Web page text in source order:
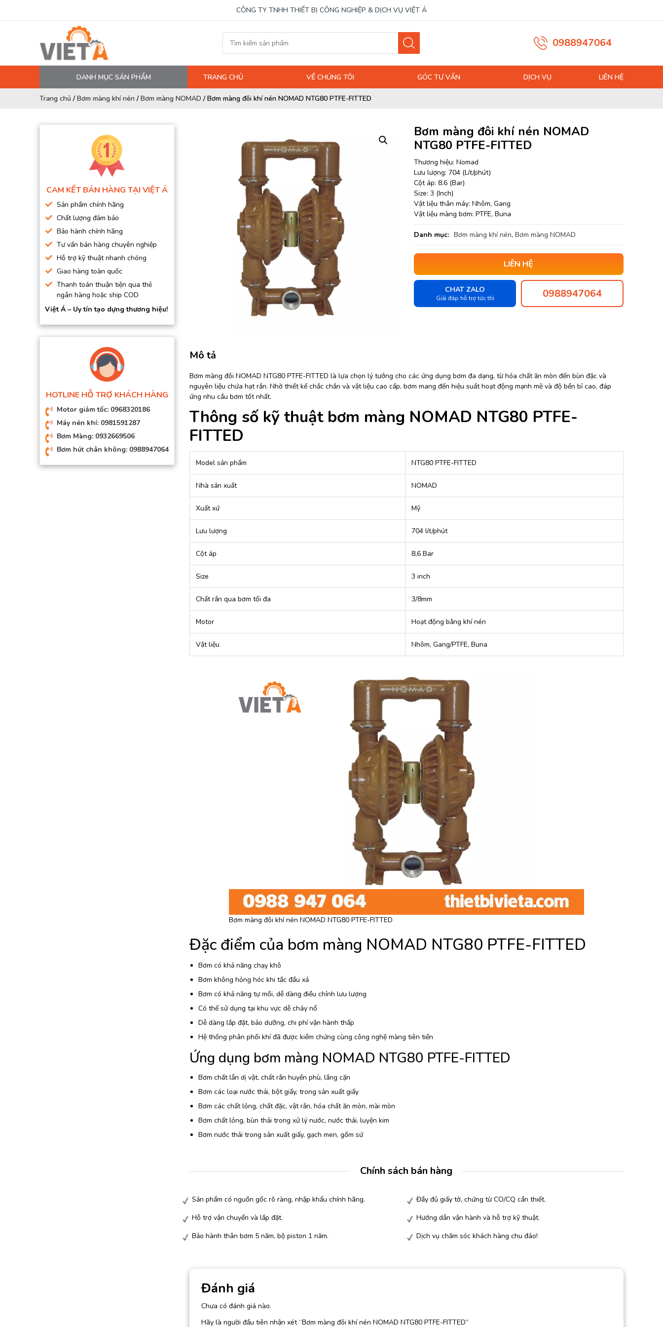
CÔNG TY TNHH THIẾT BỊ CÔNG NGHIỆP & DỊCH VỤ VIỆT Á
0988947064
DANH MỤC SẢN PHẨM
MÁY NÉN KHÍ
DẦU MÁY NÉN KHÍ
DÂY HƠI, ỐNG HƠI
BƠM MÀNG KHÍ NÉN
BƠM HÚT CHÂN KHÔNG
BƠM ĐỊNH LƯỢNG
MOTOR, HỘP GIẢM TỐC
MÁY TẠO KHÍ NITO
TRANG CHỦ VỀ CHÚNG TÔI GÓC TƯ VẤN DỊCH VỤ LIÊN HỆ
Trang chủ /Bơm màng khí nén /Bơm màng NOMAD /Bơm màng đôi khí nén NOMAD NTG80 PTFE-FITTED
CAM KẾT BÁN HÀNG TẠI VIỆT Á
Sản phẩm chính hãng
Chất lượng đảm bảo
Bảo hành chính hãng
Tư vấn bán hàng chuyên nghiệp
Hỗ trợ kỹ thuật nhanh chóng
Giao hàng toàn quốc
Thanh toán thuận tiện qua thẻ
ngân hàng hoặc ship COD
Việt Á – Uy tín tạo dựng thương hiệu!
HOTLINE HỖ TRỢ KHÁCH HÀNG
Motor giảm tốc: 0968320186
Máy nén khí: 0981591287
Bơm Màng: 0932669506
Bơm hút chân không: 0988947064
Bơm màng đôi khí nén NOMAD
NTG80 PTFE-FITTED
Thương hiệu: Nomad
Lưu lượng: 704 (Lít/phút)
Cột áp: 8.6 (Bar)
Size: 3 (Inch)
Vật liệu thân máy: Nhôm, Gang
Vật liệu màng bơm: PTFE, Buna
Danh mục: Bơm màng khí nén, Bơm màng NOMAD
LIÊN HỆ
CHAT ZALO
Giải đáp hỗ trợ tức thì 0988947064
Mô tả
Bơm màng đôi NOMAD NTG80 PTFE-FITTED là lựa chọn lý tưởng cho các ứng dụng bơm đa dạng, từ hóa chất ăn mòn đến bùn đặc và
nguyên liệu chứa hạt rắn. Nhờ thiết kế chắc chắn và vật liệu cao cấp, bơm mang đến hiệu suất hoạt động mạnh mẽ và độ bền bỉ cao, đáp
ứng nhu cầu bơm tốt nhất.
Thông số kỹ thuật bơm màng NOMAD NTG80 PTFE-
FITTED
Model sản phẩm NTG80 PTFE-FITTED
Nhà sản xuất NOMAD
Xuất xứ Mỹ
Lưu lượng 704 lít/phút
Cột áp 8,6 Bar
Size 3 inch
Chất rắn qua bơm tối đa 3/8mm
Motor Hoạt động bằng khí nén
Vật liệu Nhôm, Gang/PTFE, Buna
Bơm màng đôi khí nén NOMAD NTG80 PTFE-FITTED
Đặc điểm của bơm màng NOMAD NTG80 PTFE-FITTED
Bơm có khả năng chạy khô
Bơm không hỏng hóc khi tắc đầu xả
Bơm có khả năng tự mồi, dễ dàng điều chỉnh lưu lượng
Có thể sử dụng tại khu vực dễ cháy nổ
Dễ dàng lắp đặt, bảo dưỡng, chi phí vận hành thấp
Hệ thống phân phối khí đã được kiểm chứng cùng công nghệ màng tiên tiến
Ứng dụng bơm màng NOMAD NTG80 PTFE-FITTED
Bơm chất lẫn dị vật, chất rắn huyền phù, lắng cặn
Bơm các loại nước thải, bột giấy, trong sản xuất giấy
Bơm các chất lỏng, chất đặc, vật rắn, hóa chất ăn mòn, mài mòn
Bơm chất lỏng, bùn thải trong xử lý nước, nước thải, luyện kim
Bơm nước thải trong sản xuất giấy, gạch men, gốm sứ
Chính sách bán hàng
Sản phẩm có nguồn gốc rõ ràng, nhập khẩu chính hãng.
Đầy đủ giấy tờ, chứng từ CO/CQ cần thiết.
Hỗ trợ vận chuyển và lắp đặt.
Hướng dẫn vận hành và hỗ trợ kỹ thuật.
Bảo hành thân bơm 5 năm, bộ piston 1 năm.
Dịch vụ chăm sóc khách hàng chu đáo!
Đánh giá
Chưa có đánh giá nào.
Hãy là người đầu tiên nhận xét “Bơm màng đôi khí nén NOMAD NTG80 PTFE-FITTED”